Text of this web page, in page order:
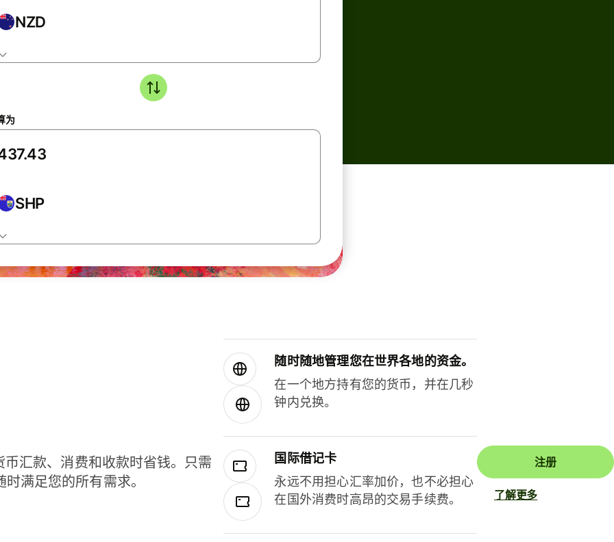
NZD
为
SHP
汇款、消费和收款时省钱。只需
满足您的所有需求。
随时随地管理您在世界各地的资金。
在一个地方持有您的货币，并在几秒
钟内兑换。
国际借记卡
永远不用担心汇率加价，也不必担心
在国外消费时高昂的交易手续费。
注册
了解更多